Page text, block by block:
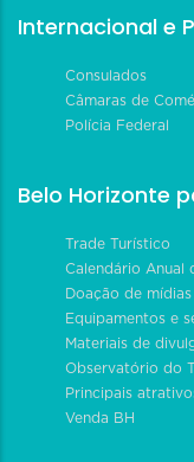
Internacional e
Consulados
Câmaras de
Polícia Federal
Belo Horizonte
Trade Turístico
Calendário Anual
Doação de mídias
Equipamentos e
Materiais de
Observatório do
Principais
Venda BH